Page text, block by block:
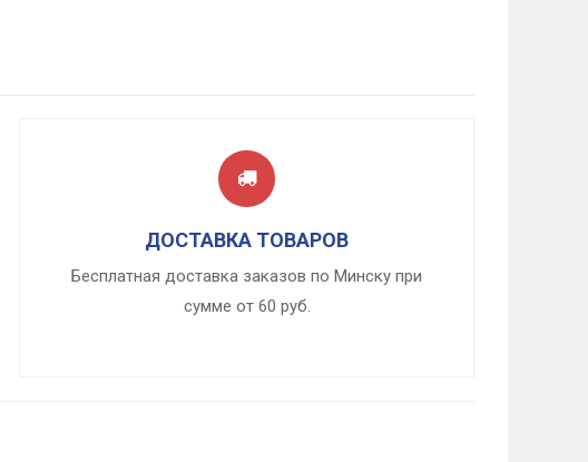
ДОСТАВКА ТОВАРОВ
Бесплатная доставка заказов по Минску при
сумме от 60 руб.